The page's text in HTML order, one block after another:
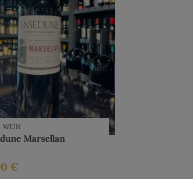
WIJN
Marsellan
€